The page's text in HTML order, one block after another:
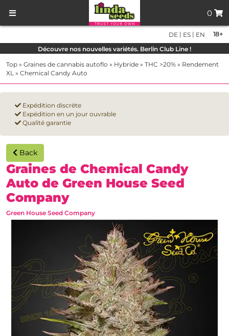
0
18+
DE | ES | EN
Découvre nos nouvelles variétés. Berlin Club Line !
Top » Graines de cannabis autoflo » Hybride » THC >20% » Rendement
XL » Chemical Candy Auto
Expédition discrète
Expédition en un jour ouvrable
Qualité garantie
Back
Graines de Chemical Candy
Auto de Green House Seed
Company
Green House Seed Company